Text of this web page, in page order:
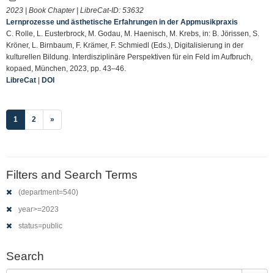
2023 | Book Chapter | LibreCat-ID: 53632
Lernprozesse und ästhetische Erfahrungen in der Appmusikpraxis
C. Rolle, L. Eusterbrock, M. Godau, M. Haenisch, M. Krebs, in: B. Jörissen, S.
Kröner, L. Birnbaum, F. Krämer, F. Schmiedl (Eds.), Digitalisierung in der
kulturellen Bildung. Interdisziplinäre Perspektiven für ein Feld im Aufbruch,
kopaed, München, 2023, pp. 43–46.
LibreCat | DOI
1 (current)
2 »
Filters and Search Terms
(department=540)
year>=2023
status=public
Search